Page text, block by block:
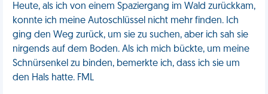
Heute, als ich von einem Spaziergang im Wald zurückkam,
konnte ich meine Autoschlüssel nicht mehr finden. Ich
ging den Weg zurück, um sie zu suchen, aber ich sah sie
nirgends auf dem Boden. Als ich mich bückte, um meine
Schnürsenkel zu binden, bemerkte ich, dass ich sie um
den Hals hatte. FML